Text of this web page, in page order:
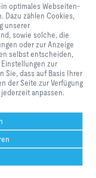
Weitere
den
die
sind,
zu
zur
Inhalte
selbst
die
Ihrer
nicht alle
zur
optimales Webseiten-
Dazu zählen Cookies,
unserer
sowie solche, die
oder zur Anzeige
selbst entscheiden,
zur
Sie, dass auf Basis Ihrer
der Seite zur Verfügung
anpassen.